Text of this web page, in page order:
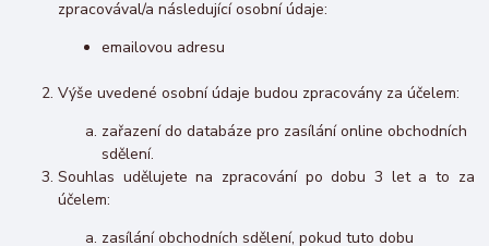
zpracovával/a následující osobní údaje:
emailovou adresu
Výše uvedené osobní údaje budou zpracovány za účelem:
zařazení do databáze pro zasílání online obchodních
sdělení.
Souhlas udělujete na zpracování po dobu 3 let a to za
účelem:
zasílání obchodních sdělení, pokud tuto dobu